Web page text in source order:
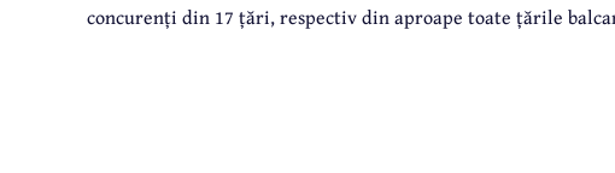
concurenți din 17 țări, respectiv din aproape toate țările